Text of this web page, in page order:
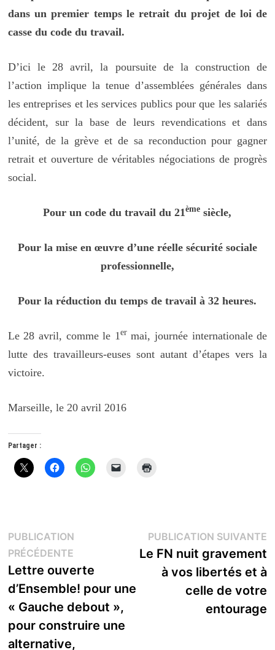
dans un premier temps le retrait du projet de loi de
casse du code du travail.
D’ici le 28 avril, la poursuite de la construction de
l’action implique la tenue d’assemblées générales dans
les entreprises et les services publics pour que les salariés
décident, sur la base de leurs revendications et dans
l’unité, de la grève et de sa reconduction pour gagner
retrait et ouverture de véritables négociations de progrès
social.
Pour un code du travail du 21ème siècle,
Pour la mise en œuvre d’une réelle sécurité sociale
professionnelle,
Pour la réduction du temps de travail à 32 heures.
Le 28 avril, comme le 1 ermai, journée internationale de
lutte des travailleurs-euses sont autant d’étapes vers la
victoire.
Marseille, le 20 avril 2016
Partager :
Navigation
de
l’article
PUBLICATION
PRÉCÉDENTEPublication
précédente :
Lettre ouverte
d’Ensemble! pour une
« Gauche debout »,
pour construire une
alternative,
PUBLICATION SUIVANTE
Le FN nuit gravement
à vos libertés et à
celle de votre
entourage